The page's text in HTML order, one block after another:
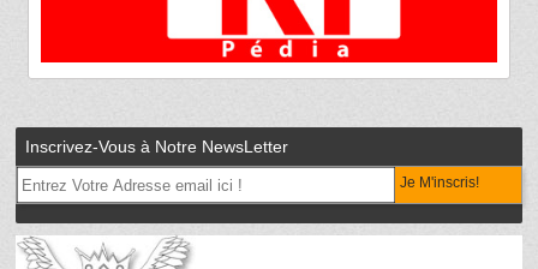
Inscrivez-Vous à Notre NewsLetter
Je M'inscris!